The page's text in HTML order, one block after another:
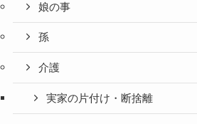
娘の事
孫
介護
実家の片付け・断捨離